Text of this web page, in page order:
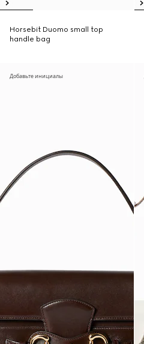
Horsebit Duomo small top
handle bag
Добавьте инициалы